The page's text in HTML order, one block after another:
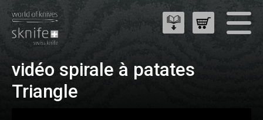
vidéo spirale à patates
Triangle